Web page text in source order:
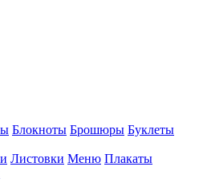
Блокноты Брошюры Буклеты
Листовки Меню Плакаты